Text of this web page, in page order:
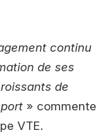
continu
de ses
de
» commente
VTE.